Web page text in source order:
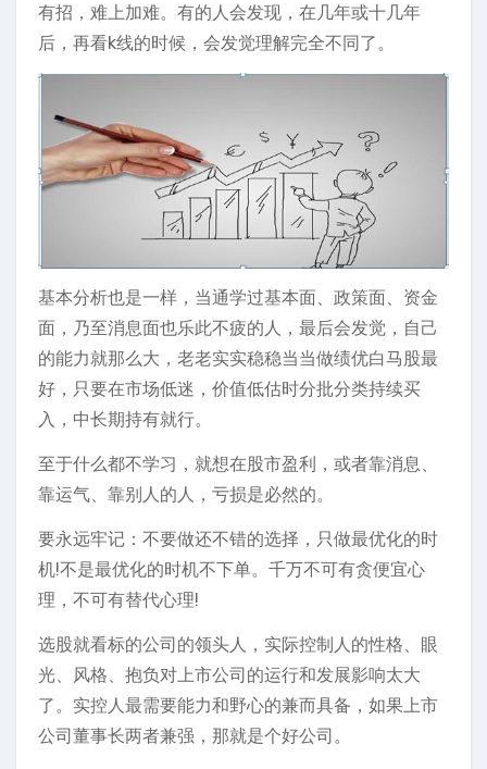
有招，难上加难。有的人会发现，在几年或十几年
后，再看k线的时候，会发觉理解完全不同了。
基本分析也是一样，当通学过基本面、政策面、资金
面，乃至消息面也乐此不疲的人，最后会发觉，自己
的能力就那么大，老老实实稳稳当当做绩优白马股最
好，只要在市场低迷，价值低估时分批分类持续买
入，中长期持有就行。
至于什么都不学习，就想在股市盈利，或者靠消息、
靠运气、靠别人的人，亏损是必然的。
要永远牢记：不要做还不错的选择，只做最优化的时
机!不是最优化的时机不下单。千万不可有贪便宜心
理，不可有替代心理!
选股就看标的公司的领头人，实际控制人的性格、眼
光、风格、抱负对上市公司的运行和发展影响太大
了。实控人最需要能力和野心的兼而具备，如果上市
公司董事长两者兼强，那就是个好公司。